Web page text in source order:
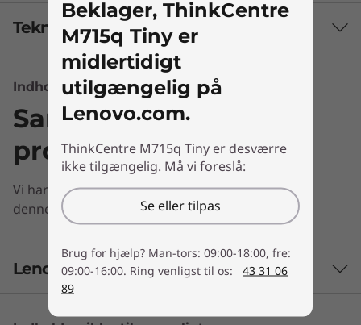
Lige så sej, som den er lille
M715q Tiny er bygget til at klare ethvert miljø.
Tekniske specifikationer
Processor
Op til AMD Ryzen™ 3 Pro
Operativsystem
Op til Windows 10 Pro
Hukommelse
Lager
32 GB M.2 SATA SSD
128 GB M.2 PCIe SSD
Indhold er ikke tilgængeligt
Sammenlign lignende
produkter
Vi har desværre ikke nogen oplysninger at vise til
denne sektion
Lenovo Services
Beklager, ThinkCentre
M715q Tiny er
midlertidigt
utilgængelig på
Lenovo.com.
ThinkCentre M715q Tiny er desværre
ikke tilgængelig. Må vi foreslå:
Se eller tilpas
Brug for hjælp? Man-tors: 09:00-18:00, fre:
09:00-16:00. Ring venligst til os:
43 31 06
89